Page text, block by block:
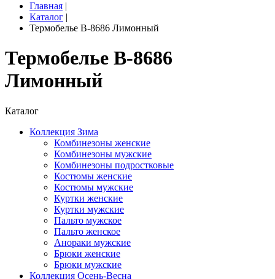
Главная |
Каталог |
Термобелье B-8686 Лимонный
Термобелье B-8686
Лимонный
Каталог
Коллекция Зима
Комбинезоны женские
Комбинезоны мужские
Комбинезоны подростковые
Костюмы женские
Костюмы мужские
Куртки женские
Куртки мужские
Пальто мужское
Пальто женское
Анораки мужские
Брюки женские
Брюки мужские
Коллекция Осень-Весна